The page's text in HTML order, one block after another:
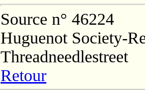
Source n° 46224
Huguenot Society-
Threadneedlestreet
Retour